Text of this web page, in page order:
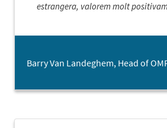
estrangera, valorem molt
han proporcionat en tot el procés
rapidesa de resposta i la dedicació
Barry Van Landeghem, Head of